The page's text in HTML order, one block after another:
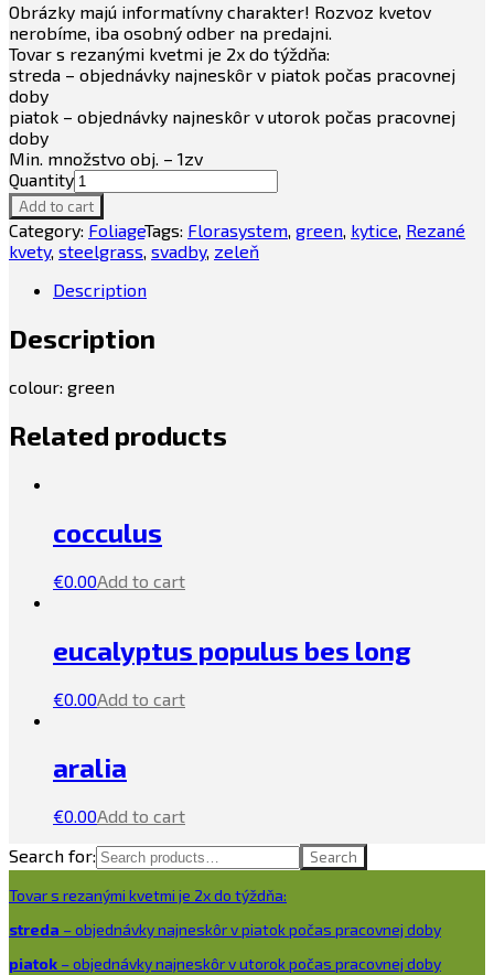
Obrázky majú informatívny charakter! Rozvoz kvetov
nerobíme, iba osobný odber na predajni.
Tovar s rezanými kvetmi je 2x do týždňa:
streda – objednávky najneskôr v piatok počas pracovnej
doby
piatok – objednávky najneskôr v utorok počas pracovnej
doby
Min. množstvo obj. – 1zv
Quantity
Add to cart
Category: FoliageTags: Florasystem, green, kytice, Rezané
kvety, steelgrass, svadby, zeleň
Description
Description
colour: green
Related products
cocculus
€0.00Add to cart
eucalyptus populus bes long
€0.00Add to cart
aralia
€0.00Add to cart
Search for:
Search
Tovar s rezanými kvetmi je 2x do týždňa:
streda – objednávky najneskôr v piatok počas pracovnej doby
piatok – objednávky najneskôr v utorok počas pracovnej doby